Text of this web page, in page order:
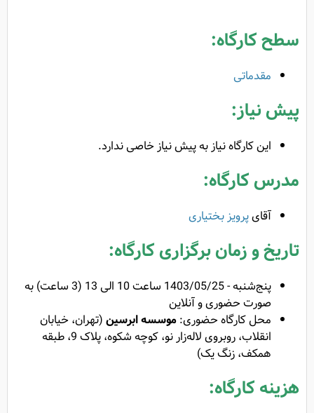
سطح کارگاه:
مقدماتی
پیش نیاز:
این کارگاه نیاز به پیش نیاز خاصی ندارد.
مدرس کارگاه:
آقایپرویز بختیاری
تاریخ و زمان برگزاری کارگاه:
پنج‌شنبه - 1403/05/25 ساعت 10 الی 13 (3 ساعت) به
صورت حضوری و آنلاین
محل کارگاه حضوری:موسسه ابرسین(تهران، خیابان
انقلاب، روبروی لاله‌زار نو، کوچه شکوه، پلاک 9، طبقه
همکف، زنگ یک)
هزینه کارگاه: